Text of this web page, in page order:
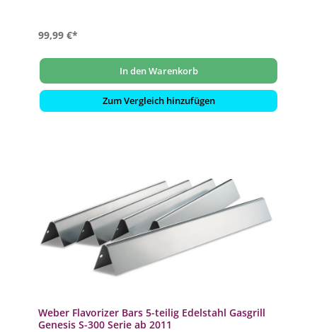
99,99 €*
In den Warenkorb
Zum Vergleich hinzufügen
Weber Flavorizer Bars 5-teilig Edelstahl Gasgrill
Genesis S-300 Serie ab 2011